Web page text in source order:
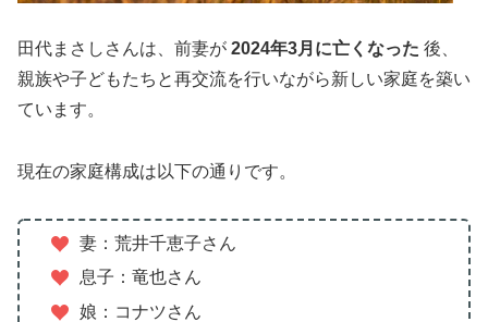
田代まさしさんは、前妻が 2024年3月に亡くなった 後、
親族や子どもたちと再交流を行いながら新しい家庭を築い
ています。
現在の家庭構成は以下の通りです。
妻：荒井千恵子さん
息子：竜也さん
娘：コナツさん